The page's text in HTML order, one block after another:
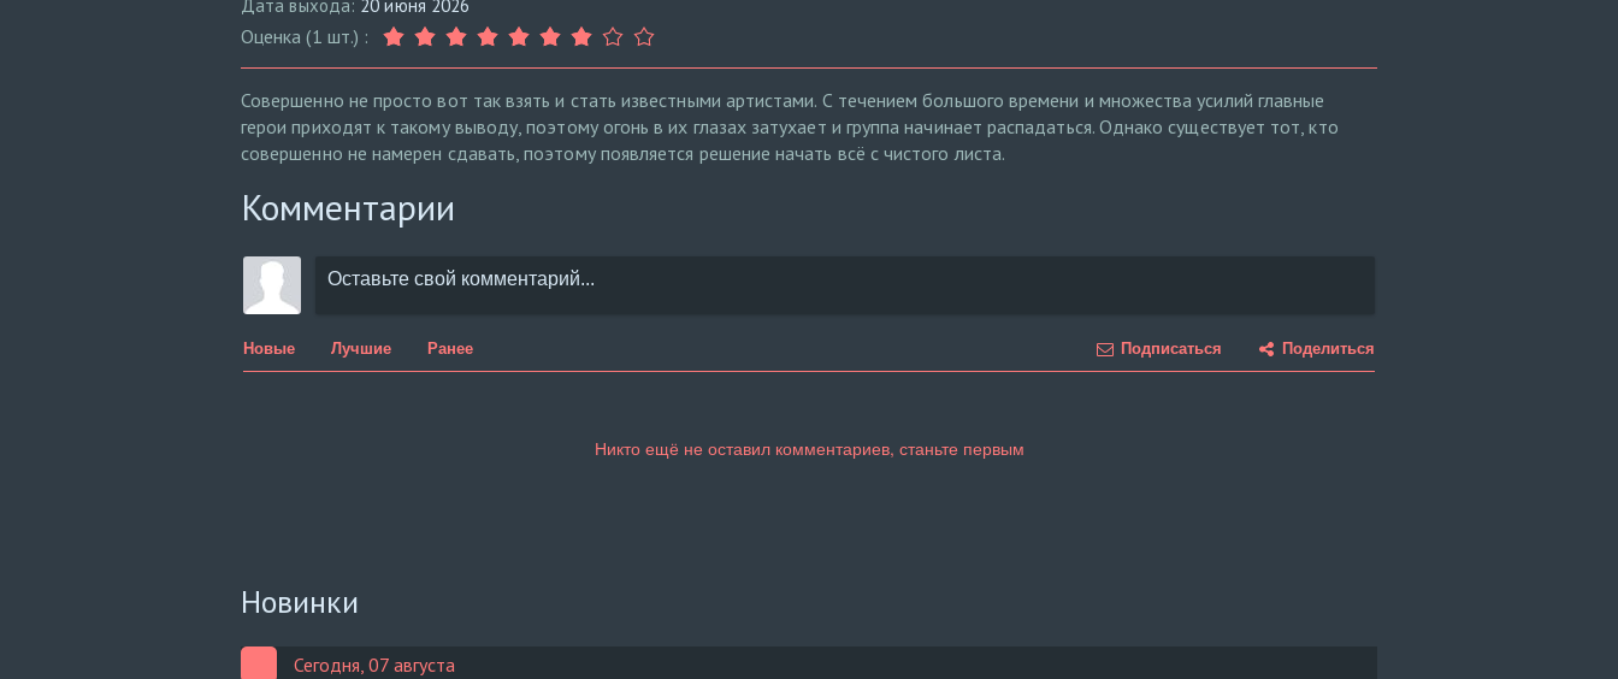
Дата выхода: 20 июня 2026
Оценка (1 шт.) :
Совершенно не просто вот так взять и стать известными артистами. С течением большого времени и множества усилий главные
герои приходят к такому выводу, поэтому огонь в их глазах затухает и группа начинает распадаться. Однако существует тот, кто
совершенно не намерен сдавать, поэтому появляется решение начать всё с чистого листа.
Комментарии
Новые Лучшие Ранее Подписаться Поделиться
Новинки
Сегодня, 07 августа